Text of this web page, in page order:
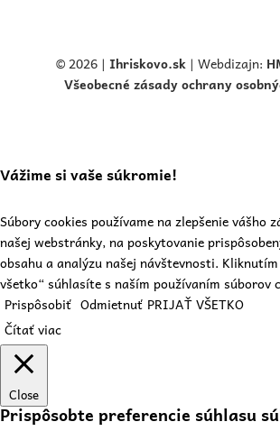
© 2026 | Ihriskovo.sk| Webdizajn:
Všeobecné zásady ochrany
Vážime si vaše súkromie!
Súbory cookies používame na zlepšenie vášho
našej webstránky, na poskytovanie
obsahu a analýzu našej návštevnosti.
všetko“ súhlasíte s naším používaním súborov
Prispôsobiť Odmietnuť PRIJAŤ VŠETKO
Čítať viac
Close
Prispôsobte preferencie súhlasu